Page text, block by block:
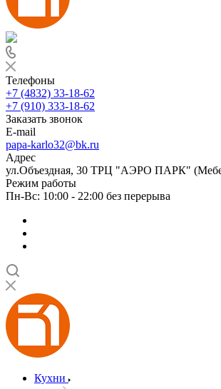
Телефоны
+7 (4832) 33-18-62
+7 (910) 333-18-62
Заказать звонок
E-mail
papa-karlo32@bk.ru
Адрес
ул.Объездная, 30 ТРЦ "АЭРО ПАРК"
Режим работы
Пн-Вс: 10:00 - 22:00 без перерыва
Кухни